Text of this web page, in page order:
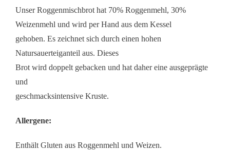
Unser Roggenmischbrot hat 70% Roggenmehl, 30%
Weizenmehl und wird per Hand aus dem Kessel
gehoben. Es zeichnet sich durch einen hohen
Natursauerteiganteil aus. Dieses
Brot wird doppelt gebacken und hat daher eine ausgeprägte
und
geschmacksintensive Kruste.
Allergene:
Enthält Gluten aus Roggenmehl und Weizen.